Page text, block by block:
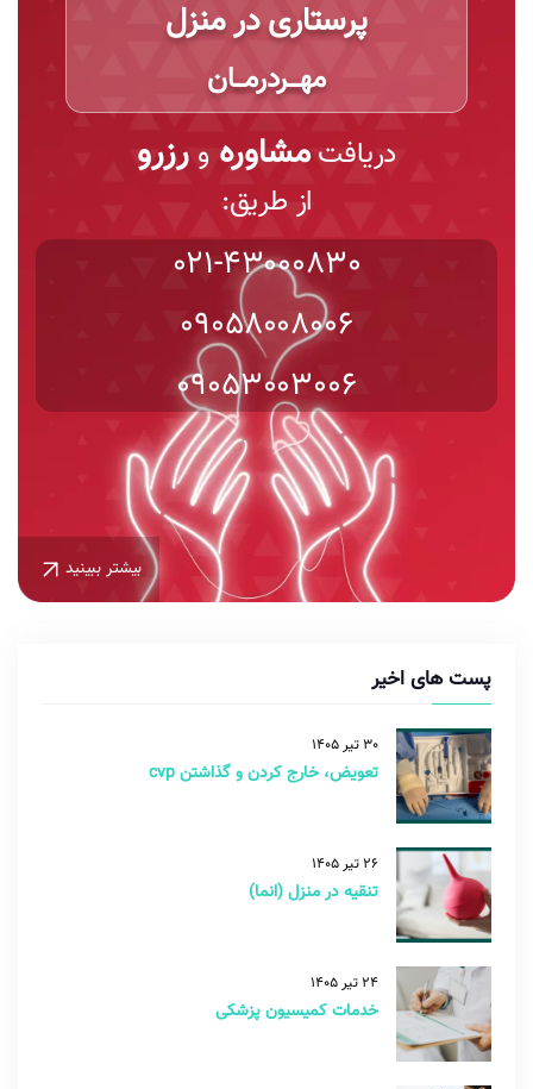
پرستاری در منزل
مهـــردرمـــان
دریافتمشاورهو رزرو
از طریق:
021-43000830
09058008006
09053003006
بیشتر ببینید
پست های اخیر
30 تیر 1405
تعویض، خارج کردن و گذاشتن cvp
26 تیر 1405
تنقیه در منزل (انما)
24 تیر 1405
خدمات کمیسیون پزشکی